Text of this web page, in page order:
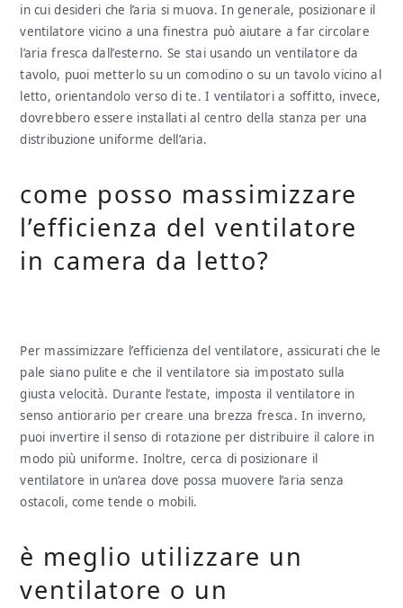
in cui desideri che l’aria si muova. In generale, posizionare il
ventilatore vicino a una finestra può aiutare a far circolare
l’aria fresca dall’esterno. Se stai usando un ventilatore da
tavolo, puoi metterlo su un comodino o su un tavolo vicino al
letto, orientandolo verso di te. I ventilatori a soffitto, invece,
dovrebbero essere installati al centro della stanza per una
distribuzione uniforme dell’aria.
come posso massimizzare
l’efficienza del ventilatore
in camera da letto?
Per massimizzare l’efficienza del ventilatore, assicurati che le
pale siano pulite e che il ventilatore sia impostato sulla
giusta velocità. Durante l’estate, imposta il ventilatore in
senso antiorario per creare una brezza fresca. In inverno,
puoi invertire il senso di rotazione per distribuire il calore in
modo più uniforme. Inoltre, cerca di posizionare il
ventilatore in un’area dove possa muovere l’aria senza
ostacoli, come tende o mobili.
è meglio utilizzare un
ventilatore o un